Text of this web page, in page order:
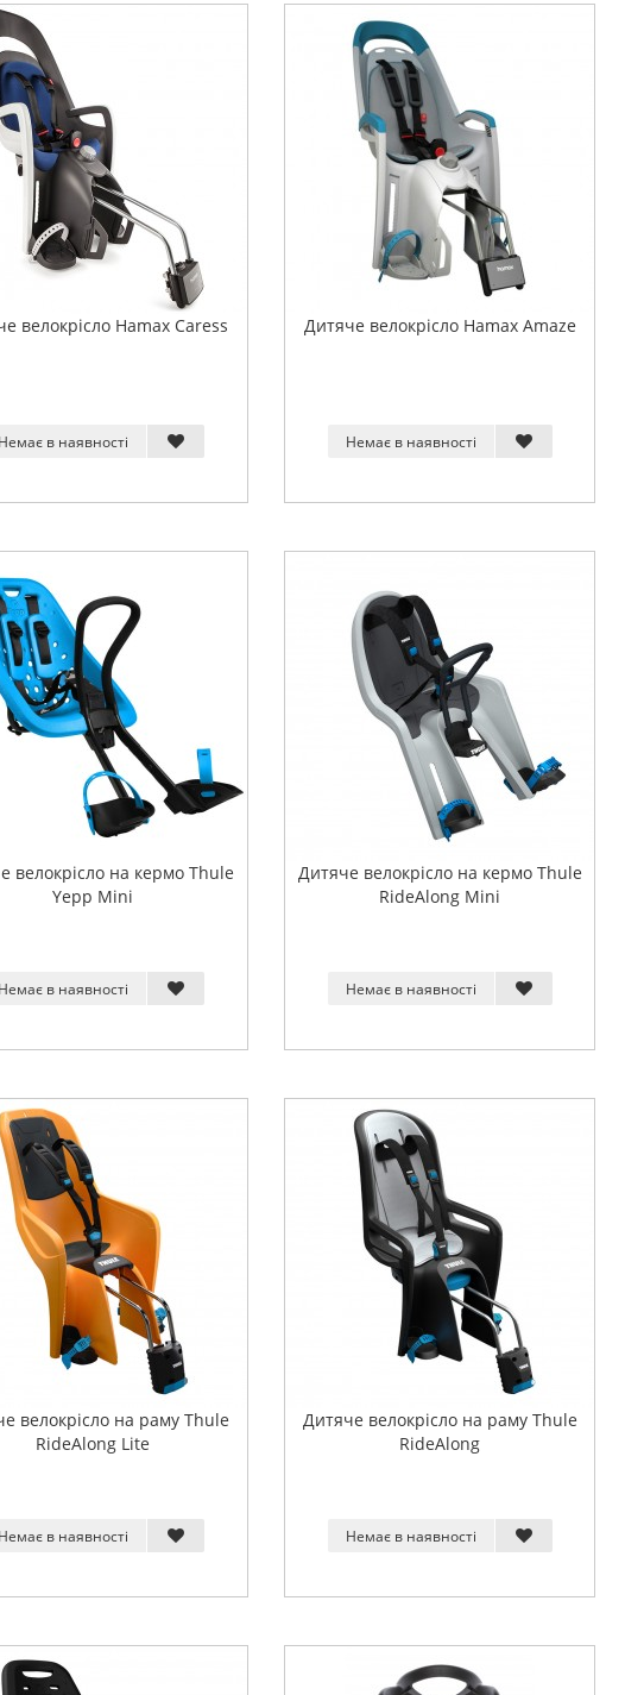
велокрісло Hamax Caress
в наявності
Дитяче велокрісло Hamax Amaze
Немає в наявності
велокрісло на кермо Thule
Yepp Mini
в наявності
Дитяче велокрісло на кермо Thule
RideAlong Mini
Немає в наявності
велокрісло на раму Thule
RideAlong Lite
в наявності
Дитяче велокрісло на раму Thule
RideAlong
Немає в наявності